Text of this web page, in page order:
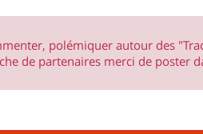
polémiquer autour des
de partenaires merci de poster